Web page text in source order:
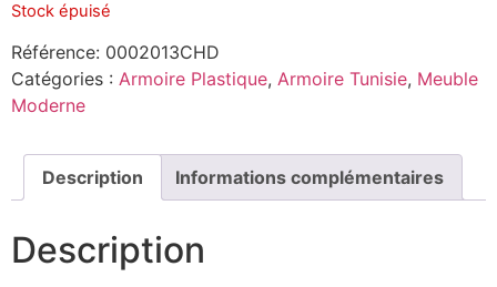
Stock épuisé
Référence: 0002013CHD
Catégories : Armoire Plastique, Armoire Tunisie, Meuble
Moderne
Description Informations complémentaires
Description